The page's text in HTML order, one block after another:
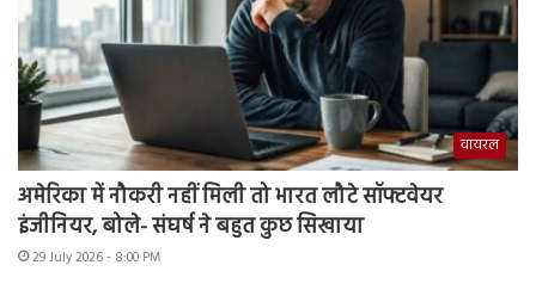
वायरल
अमेरिका में नौकरी नहीं मिली तो भारत लौटे सॉफ्टवेयर
इंजीनियर, बोले- संघर्ष ने बहुत कुछ सिखाया
29 July 2026 - 8:00 PM